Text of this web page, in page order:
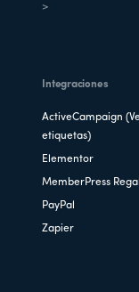
>
Integraciones
ActiveCampaign
etiquetas)
Elementor
MemberPress
PayPal
Zapier